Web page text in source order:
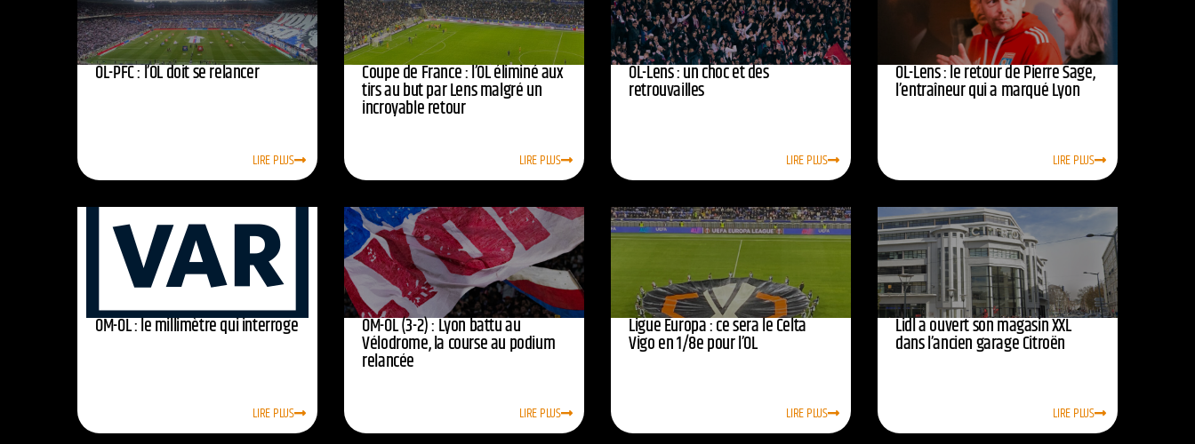
OL-PFC : l’OL doit se relancer
LIRE PLUS
Coupe de France : l’OL éliminé aux
tirs au but par Lens malgré un
incroyable retour
LIRE PLUS
OL-Lens : un choc et des
retrouvailles
LIRE PLUS
OL-Lens : le retour de Pierre Sage,
l’entraîneur qui a marqué Lyon
LIRE PLUS
OM-OL : le millimètre qui interroge
LIRE PLUS
OM-OL (3-2) : Lyon battu au
Vélodrome, la course au podium
relancée
LIRE PLUS
Ligue Europa : ce sera le Celta
Vigo en 1/8e pour l’OL
LIRE PLUS
Lidl a ouvert son magasin XXL
dans l’ancien garage Citroën
LIRE PLUS